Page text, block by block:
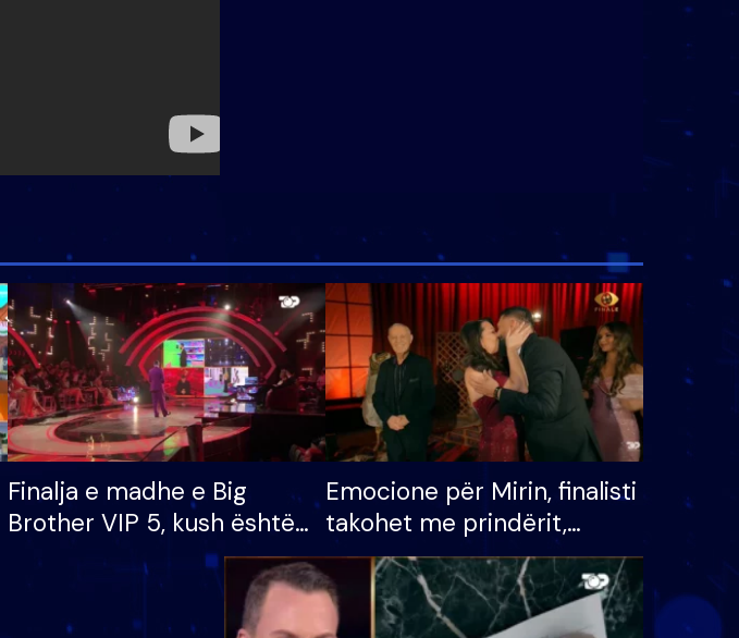
Finalja e madhe e Big
Brother VIP 5, kush është
banori i parë që lë shtëpinë
dhe humb mundësinë për
të fituar çmimin e madh
Emocione për Mirin, finalisti
takohet me prindërit,
vajzën dhe bashkëshorten:
S’kemi ndonjë letër divorci
apo jo?